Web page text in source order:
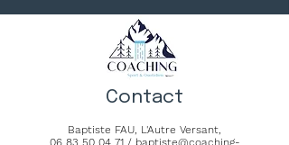
Contact
Baptiste FAU, L'Autre Versant,
06 83 50 04 71/ baptiste@coaching-